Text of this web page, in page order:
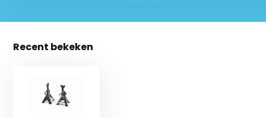
Recent bekeken